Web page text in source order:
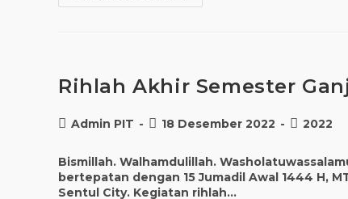
Rihlah Akhir Semester
Admin PIT 18 Desember 2022 2022
Bismillah. Walhamdulillah.
bertepatan dengan 15 Jumadil Awal 1444 H,
Sentul City. Kegiatan rihlah…